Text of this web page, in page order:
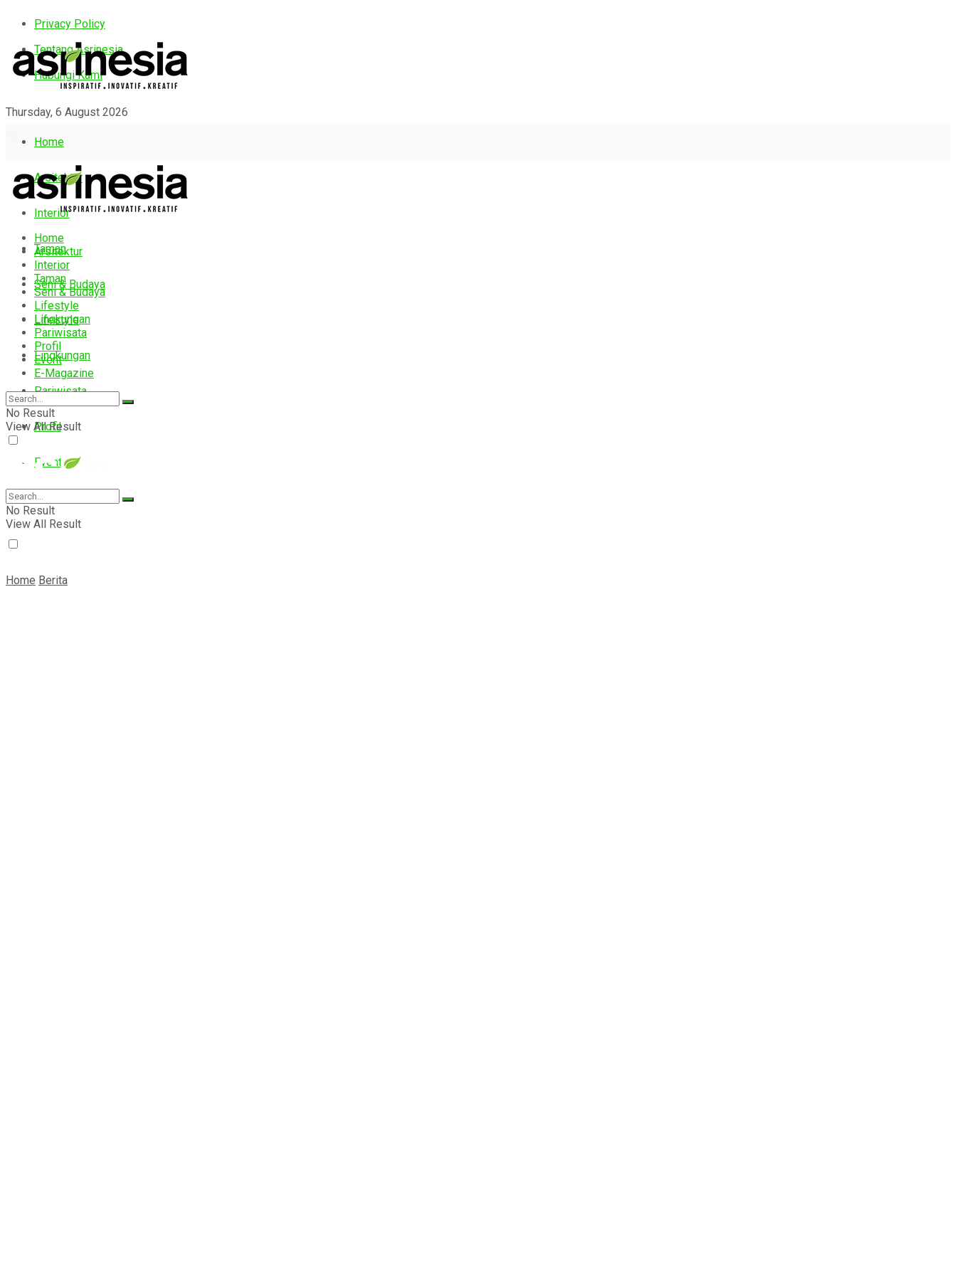
Privacy Policy
Tentang Asrinesia
Hubungi Kami
Thursday, 6 August 2026
Home
Arsitektur
Interior
Taman
Seni & Budaya
Lifestyle
Lingkungan
Pariwisata
Profil
Event
E-Magazine
Home
Arsitektur
Interior
Taman
Seni & Budaya
Lifestyle
Lingkungan
Pariwisata
Profil
Event
E-Magazine
No Result
View All Result
No Result
View All Result
Home Berita